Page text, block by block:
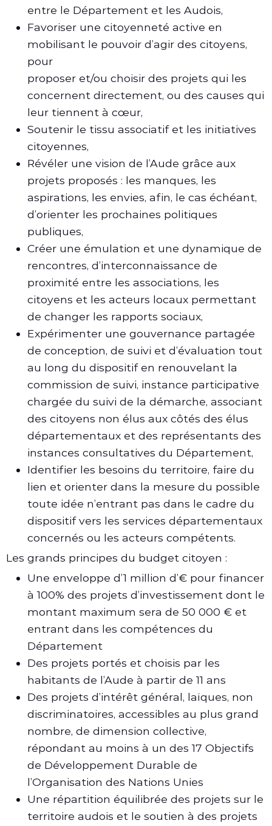
entre le Département et les Audois,
Favoriser une citoyenneté active en
mobilisant le pouvoir d’agir des citoyens,
pour
proposer et/ou choisir des projets qui les
concernent directement, ou des causes qui
leur tiennent à cœur,
Soutenir le tissu associatif et les initiatives
citoyennes,
Révéler une vision de l’Aude grâce aux
projets proposés : les manques, les
aspirations, les envies, afin, le cas échéant,
d’orienter les prochaines politiques
publiques,
Créer une émulation et une dynamique de
rencontres, d’interconnaissance de
proximité entre les associations, les
citoyens et les acteurs locaux permettant
de changer les rapports sociaux,
Expérimenter une gouvernance partagée
de conception, de suivi et d’évaluation tout
au long du dispositif en renouvelant la
commission de suivi, instance participative
chargée du suivi de la démarche, associant
des citoyens non élus aux côtés des élus
départementaux et des représentants des
instances consultatives du Département,
Identifier les besoins du territoire, faire du
lien et orienter dans la mesure du possible
toute idée n’entrant pas dans le cadre du
dispositif vers les services départementaux
concernés ou les acteurs compétents.
Les grands principes du budget citoyen :
Une enveloppe d’1 million d’€ pour financer
à 100% des projets d’investissement dont le
montant maximum sera de 50 000 € et
entrant dans les compétences du
Département
Des projets portés et choisis par les
habitants de l’Aude à partir de 11 ans
Des projets d’intérêt général, laïques, non
discriminatoires, accessibles au plus grand
nombre, de dimension collective,
répondant au moins à un des 17 Objectifs
de Développement Durable de
l’Organisation des Nations Unies
Une répartition équilibrée des projets sur le
territoire audois et le soutien à des projets